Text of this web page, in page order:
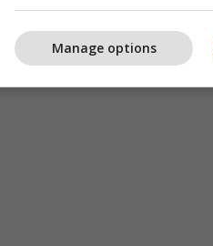
Manage options